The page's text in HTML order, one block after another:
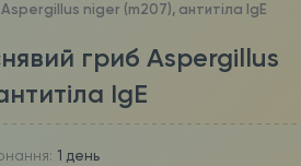
Aspergillus niger (m207), антитіла IgE
гриб Aspergillus
IgE
1 день